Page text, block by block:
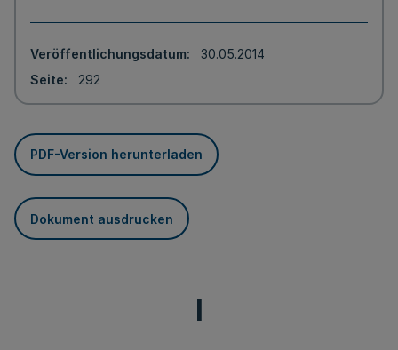
Veröffentlichungsdatum
30.05.2014
Seite
292
PDF-Version herunterladen
Dokument ausdrucken
I